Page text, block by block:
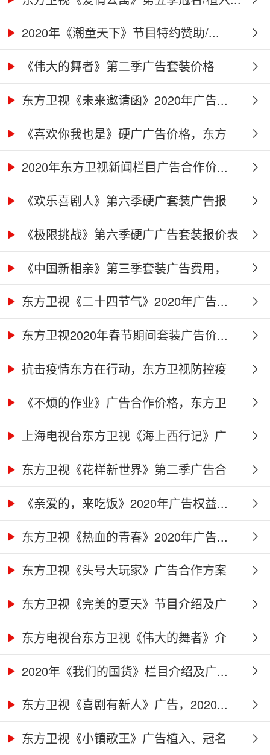
2020年《潮童天下》节目特约赞助/...
《伟大的舞者》第二季广告套装价格
（硬...
东方卫视《未来邀请函》2020年广告...
《喜欢你我也是》硬广广告价格，东方
卫...2020年东方卫视新闻栏目广告合作价...
《欢乐喜剧人》第六季硬广套装广告报
价...《极限挑战》第六季硬广广告套装报价表
《中国新相亲》第三季套装广告费用，
东...东方卫视《二十四节气》2020年广告...
东方卫视2020年春节期间套装广告价...
抗击疫情东方在行动，东方卫视防控疫
情...《不烦的作业》广告合作价格，东方卫
视...上海电视台东方卫视《海上西行记》广
告...东方卫视《花样新世界》第二季广告合
作...《亲爱的，来吃饭》2020年广告权益...
东方卫视《热血的青春》2020年广告...
东方卫视《头号大玩家》广告合作方案
东方卫视《完美的夏天》节目介绍及广
告...东方电视台东方卫视《伟大的舞者》介
绍...2020年《我们的国货》栏目介绍及广...
东方卫视《喜剧有新人》广告，2020...
东方卫视《小镇歌王》广告植入、冠名